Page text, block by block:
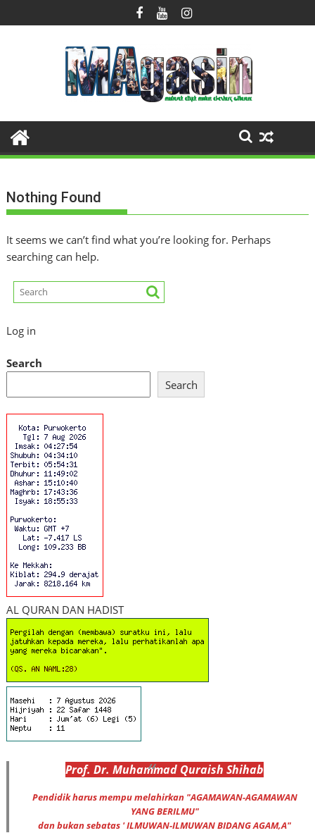
to
Nothing Found
It seems we can’t find what you’re looking for. Perhaps
searching can help.
Log in
Search
Search
AL QURAN DAN HADIST
Prof. Dr. Muhammad Quraish Shihab
Pendidik harus mempu melahirkan "AGAMAWAN-AGAMAWAN
YANG BERILMU"
dan bukan sebatas ' ILMUWAN-ILMUWAN BIDANG AGAM,A"